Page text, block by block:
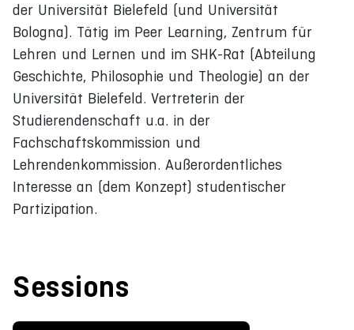
der Universität Bielefeld (und Universität
Bologna). Tätig im Peer Learning, Zentrum für
Lehren und Lernen und im SHK-Rat (Abteilung
Geschichte, Philosophie und Theologie) an der
Universität Bielefeld. Vertreterin der
Studierendenschaft u.a. in der
Fachschaftskommission und
Lehrendenkommission. Außerordentliches
Interesse an (dem Konzept) studentischer
Partizipation.
Sessions